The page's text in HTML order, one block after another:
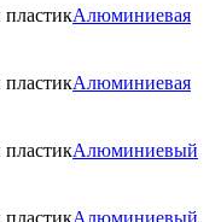
Алюминиевая
Алюминиевая
Алюминиевый